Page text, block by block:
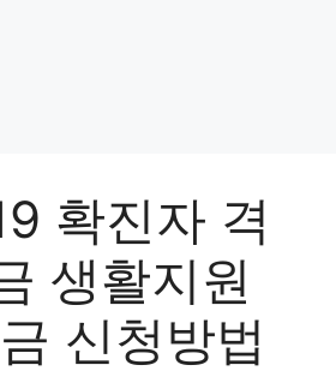
확진자 격
생활지원
신청방법